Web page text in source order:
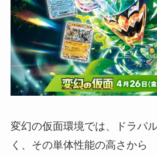
変幻の仮面環境では、ドラパ
く、その単体性能の高さから